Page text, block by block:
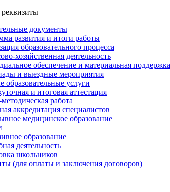
документы
развития и итоги работы
образовательного процесса
хозяйственная деятельность
обеспечение и материальная поддержка
и выездные мероприятия
образовательные услуги
и итоговая аттестация
работа
аккредитация специалистов
медицинское образование
образование
деятельность
школьников
(для оплаты и заключения договоров)